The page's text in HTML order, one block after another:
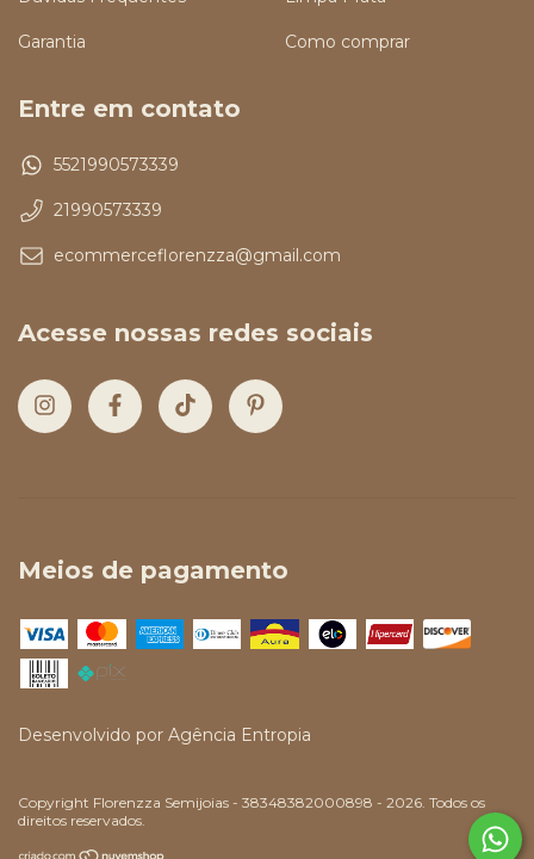
Garantia Como comprar
Entre em contato
5521990573339
21990573339
ecommerceflorenzza@gmail.com
Acesse nossas redes sociais
Meios de pagamento
Desenvolvido por Agência Entropia
Copyright Florenzza Semijoias - 38348382000898 - 2026. Todos os
direitos reservados.